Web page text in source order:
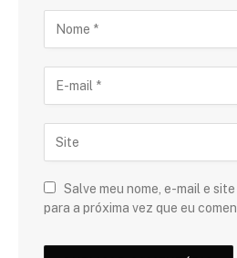
Salve meu nome, e-mail e
para a próxima vez que eu